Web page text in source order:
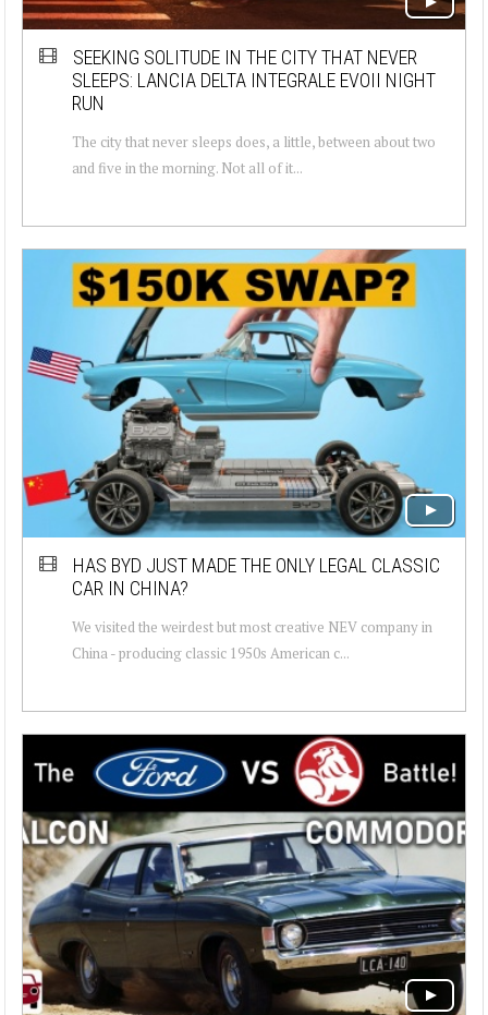
SEEKING SOLITUDE IN THE CITY THAT NEVER
SLEEPS: LANCIA DELTA INTEGRALE EVOII NIGHT
RUN
The city that never sleeps does, a little, between about two
and five in the morning. Not all of it...
HAS BYD JUST MADE THE ONLY LEGAL CLASSIC
CAR IN CHINA?
We visited the weirdest but most creative NEV company in
China - producing classic 1950s American c...